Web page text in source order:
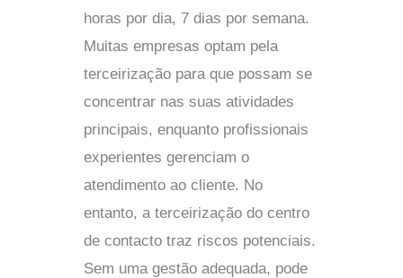
horas por dia, 7 dias por semana.
Muitas empresas optam pela
terceirização para que possam se
concentrar nas suas atividades
principais, enquanto profissionais
experientes gerenciam o
atendimento ao cliente. No
entanto, a terceirização do centro
de contacto traz riscos potenciais.
Sem uma gestão adequada, pode